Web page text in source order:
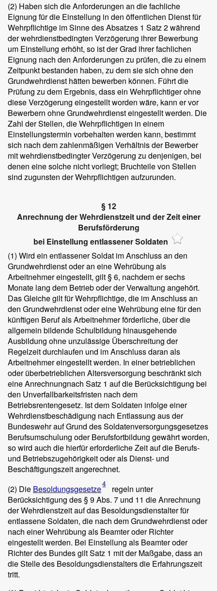
(2) Haben sich die Anforderungen an die fachliche
Eignung für die Einstellung in den öffentlichen Dienst für
Wehrpflichtige im Sinne des Absatzes 1 Satz 2 während
der wehrdienstbedingten Verzögerung ihrer Bewerbung
um Einstellung erhöht, so ist der Grad ihrer fachlichen
Eignung nach den Anforderungen zu prüfen, die zu einem
Zeitpunkt bestanden haben, zu dem sie sich ohne den
Grundwehrdienst hätten bewerben können. Führt die
Prüfung zu dem Ergebnis, dass ein Wehrpflichtiger ohne
diese Verzögerung eingestellt worden wäre, kann er vor
Bewerbern ohne Grundwehrdienst eingestellt werden. Die
Zahl der Stellen, die Wehrpflichtigen in einem
Einstellungstermin vorbehalten werden kann, bestimmt
sich nach dem zahlenmäßigen Verhältnis der Bewerber
mit wehrdienstbedingter Verzögerung zu denjenigen, bei
denen eine solche nicht vorliegt; Bruchteile von Stellen
sind zugunsten der Wehrpflichtigen aufzurunden.
§ 12
Anrechnung der Wehrdienstzeit und der Zeit einer
Berufsförderung
bei Einstellung entlassener Soldaten
(1) Wird ein entlassener Soldat im Anschluss an den
Grundwehrdienst oder an eine Wehrübung als
Arbeitnehmer eingestellt, gilt § 6, nachdem er sechs
Monate lang dem Betrieb oder der Verwaltung angehört.
Das Gleiche gilt für Wehrpflichtige, die im Anschluss an
den Grundwehrdienst oder eine Wehrübung eine für den
künftigen Beruf als Arbeitnehmer förderliche, über die
allgemein bildende Schulbildung hinausgehende
Ausbildung ohne unzulässige Überschreitung der
Regelzeit durchlaufen und im Anschluss daran als
Arbeitnehmer eingestellt werden. In einer betrieblichen
oder überbetrieblichen Altersversorgung beschränkt sich
eine Anrechnungnach Satz 1 auf die Berücksichtigung bei
den Unverfallbarkeitsfristen nach dem
Betriebsrentengesetz. Ist dem Soldaten infolge einer
Wehrdienstbeschädigung nach Entlassung aus der
Bundeswehr auf Grund des Soldatenversorgungsgesetzes
Berufsumschulung oder Berufsfortbildung gewährt worden,
so wird auch die hierfür erforderliche Zeit auf die Berufs-
und Betriebszugehörigkeit oder als Dienst- und
Beschäftigungszeit angerechnet.
(2) Die Besoldungsgesetze4
regeln unter
Berücksichtigung des § 9 Abs. 7 und 11 die Anrechnung
der Wehrdienstzeit auf das Besoldungsdienstalter für
entlassene Soldaten, die nach dem Grundwehrdienst oder
nach einer Wehrübung als Beamter oder Richter
eingestellt werden. Bei Einstellung als Beamter oder
Richter des Bundes gilt Satz 1 mit der Maßgabe, dass an
die Stelle des Besoldungsdienstalters die Erfahrungszeit
tritt.